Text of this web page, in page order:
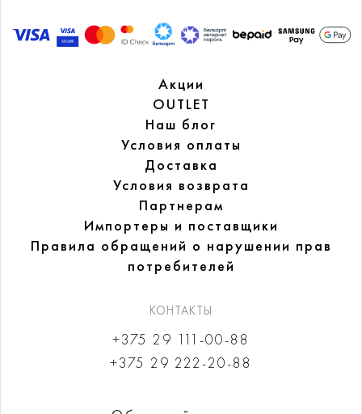
Акции
OUTLET
Наш блог
Условия оплаты
Доставка
Условия возврата
Партнерам
Импортеры и поставщики
Правила обращений о нарушении прав
потребителей
КОНТАКТЫ
+375 29 111-00-88
+375 29 222-20-88